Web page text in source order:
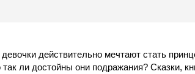
действительно мечтают стать
ли достойны они подражания? Сказки,